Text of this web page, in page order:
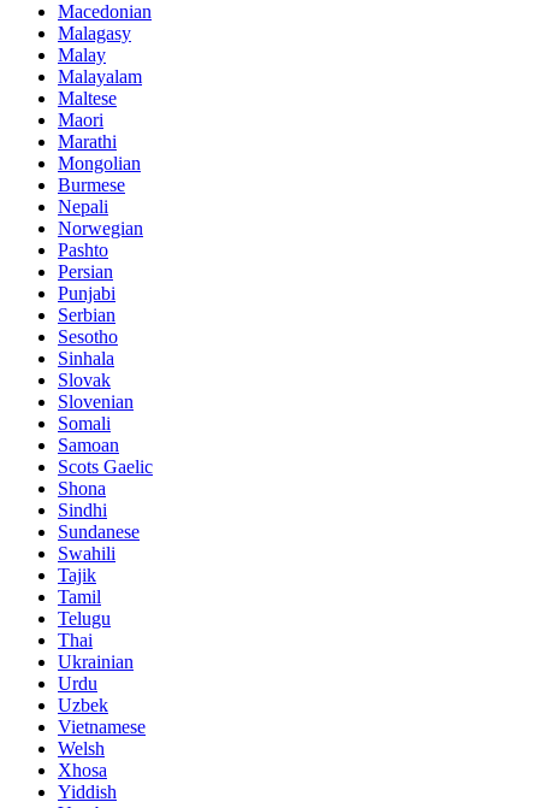
Macedonian
Malagasy
Malay
Malayalam
Maltese
Maori
Marathi
Mongolian
Burmese
Nepali
Norwegian
Pashto
Persian
Punjabi
Serbian
Sesotho
Sinhala
Slovak
Slovenian
Somali
Samoan
Scots Gaelic
Shona
Sindhi
Sundanese
Swahili
Tajik
Tamil
Telugu
Thai
Ukrainian
Urdu
Uzbek
Vietnamese
Welsh
Xhosa
Yiddish